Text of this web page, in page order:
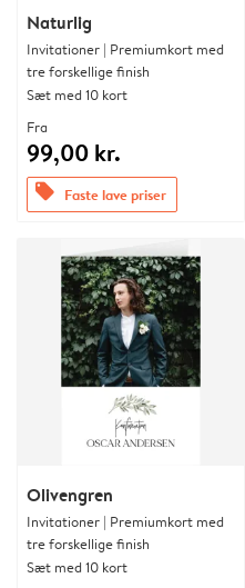
Naturlig
Invitationer | Premiumkort med
tre forskellige finish
Sæt med 10 kort
Fra
99,00 kr.
offers Faste lave priser
Olivengren
Invitationer | Premiumkort med
tre forskellige finish
Sæt med 10 kort